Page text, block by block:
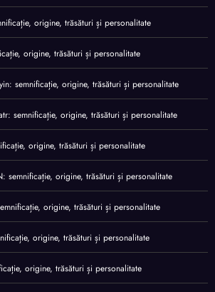
origine, trăsături și personalitate
origine, trăsături și personalitate
semnificație, origine, trăsături și personalitate
semnificație, origine, trăsături și personalitate
origine, trăsături și personalitate
semnificație, origine, trăsături și personalitate
origine, trăsături și personalitate
origine, trăsături și personalitate
origine, trăsături și personalitate